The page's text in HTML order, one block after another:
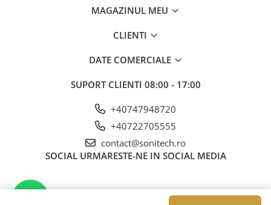
MAGAZINUL MEU
CLIENTI
DATE COMERCIALE
SUPORT CLIENTI 08:00 - 17:00
+40747948720
+40722705555
contact@sonitech.ro
SOCIAL URMARESTE-NE IN SOCIAL MEDIA